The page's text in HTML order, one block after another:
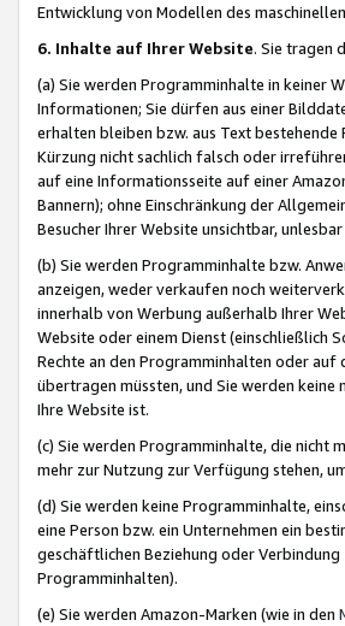
Entwicklung von Modellen des
6. Inhalte auf Ihrer Website. Sie tragen
(a) Sie werden Programminhalte in keiner
Informationen; Sie dürfen aus einer
erhalten bleiben bzw. aus Text
Kürzung nicht sachlich falsch oder
auf eine Informationsseite auf einer
Bannern); ohne Einschränkung der
Besucher Ihrer Website unsichtbar,
(b) Sie werden Programminhalte bzw.
anzeigen, weder verkaufen noch
innerhalb von Werbung außerhalb Ihrer
Website oder einem Dienst (einschließlich
Rechte an den Programminhalten oder
übertragen müssten, und Sie werden
Ihre Website ist.
(c) Sie werden Programminhalte, die nicht
mehr zur Nutzung zur Verfügung stehen,
(d) Sie werden keine Programminhalte,
eine Person bzw. ein Unternehmen ein
geschäftlichen Beziehung oder
Programminhalten).
(e) Sie werden Amazon-Marken (wie in den